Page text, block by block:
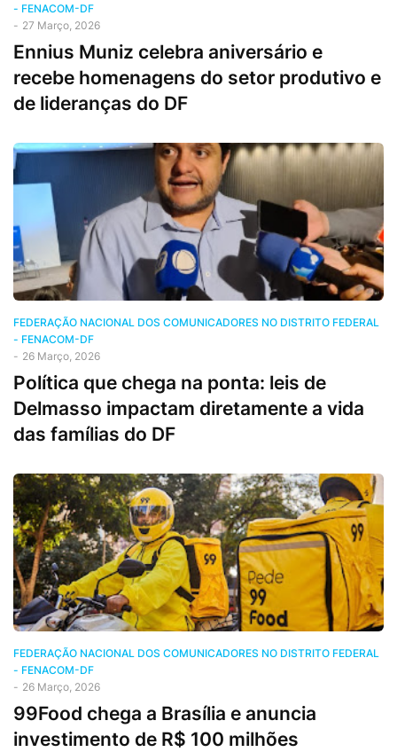
- FENACOM-DF
- 27 Março, 2026
Ennius Muniz celebra aniversário e
recebe homenagens do setor produtivo e
de lideranças do DF
FEDERAÇÃO NACIONAL DOS COMUNICADORES NO DISTRITO FEDERAL
- FENACOM-DF
- 26 Março, 2026
Política que chega na ponta: leis de
Delmasso impactam diretamente a vida
das famílias do DF
FEDERAÇÃO NACIONAL DOS COMUNICADORES NO DISTRITO FEDERAL
- FENACOM-DF
- 26 Março, 2026
99Food chega a Brasília e anuncia
investimento de R$ 100 milhões